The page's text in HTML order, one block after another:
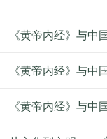
《黄帝内经》与中
《黄帝内经》与中
《黄帝内经》与中